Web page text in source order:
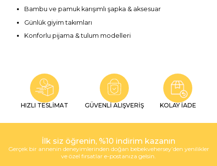
Bambu ve pamuk karışımlı şapka & aksesuar
Günlük giyim takımları
Konforlu pijama & tulum modelleri
HIZLI TESLİMAT GÜVENLİ ALIŞVERİŞ KOLAY İADE
İlk siz öğrenin, %10 indirim kazanın
Gerçek bir annenin deneyimlerinden doğan bebekvehersey’den yenilikler
ve özel fırsatlar e-postanıza gelsin.